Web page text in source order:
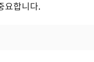
요합니다.